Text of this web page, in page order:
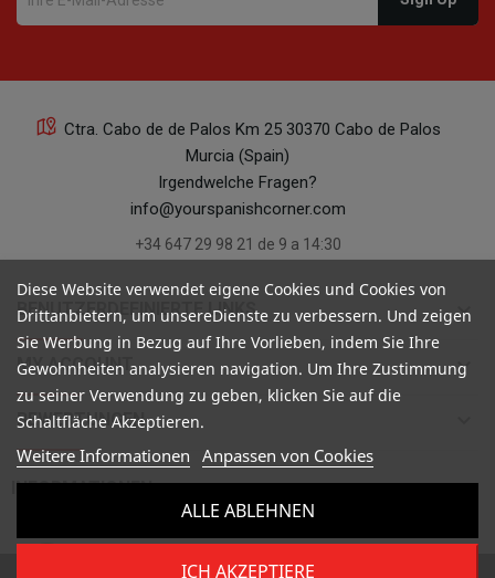
Ctra. Cabo de de Palos Km 25 30370 Cabo de Palos
Murcia (Spain)
Irgendwelche Fragen?
info@yourspanishcorner.com
+34 647 29 98 21 de 9 a 14:30
BENUTZERDEFINIERTE LINKS keyboard_arrow_down
MY ACCOUNT keyboard_arrow_down
BEWERTUNGEN
INFORMATIONEN 
Diese Website verwendet eigene Cookies und Cookies von
Drittanbietern, um unsereDienste zu verbessern. Und zeigen
Sie Werbung in Bezug auf Ihre Vorlieben, indem Sie Ihre
Gewohnheiten analysieren navigation. Um Ihre Zustimmung
zu seiner Verwendung zu geben, klicken Sie auf die
Schaltfläche Akzeptieren.
Weitere Informationen Anpassen von Cookies
ALLE ABLEHNEN
ICH AKZEPTIERE